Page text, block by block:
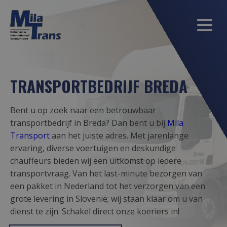
TRANSPORTBEDRIJF BREDA
Bent u op zoek naar een betrouwbaar
transportbedrijf in Breda? Dan bent u bij Mila
Transport aan het juiste adres. Met jarenlange
ervaring, diverse voertuigen en deskundige
chauffeurs bieden wij een uitkomst op iedere
transportvraag. Van het last-minute bezorgen van
een pakket in Nederland tot het verzorgen van een
grote levering in Slovenië; wij staan klaar om u van
dienst te zijn. Schakel direct onze koeriers in!